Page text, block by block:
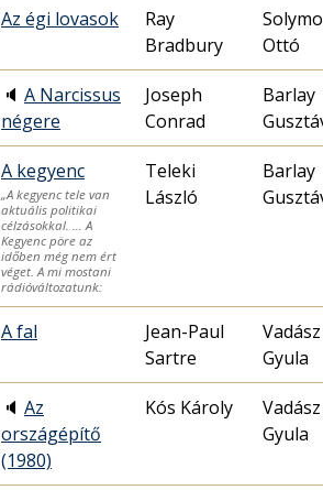
Az égi lovasok
Ray
Bradbury
Ottó
🔈 A Narcissus
négere
Joseph
Conrad
Barlay
A kegyenc
„A kegyenc tele van
aktuális politikai
célzásokkal. … A
Kegyenc pöre az
időben még nem ért
véget. A mi mostani
rádióváltozatunk:
Teleki
László
Barlay
A fal
Jean-Paul
Sartre
Vadász
Gyula
🔈 Az
országépítő
(1980)
Kós Károly
Vadász
Gyula